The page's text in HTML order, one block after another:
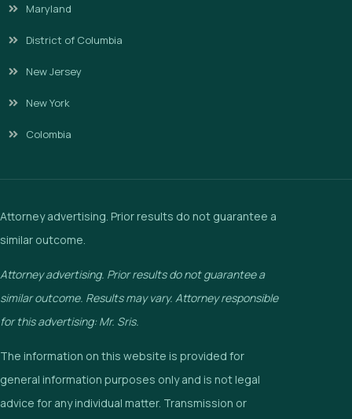
Maryland
District of Columbia
New Jersey
New York
Colombia
Attorney advertising. Prior results do not guarantee a
similar outcome.
Attorney advertising. Prior results do not guarantee a
similar outcome. Results may vary. Attorney responsible
for this advertising: Mr. Sris.
The information on this website is provided for
general information purposes only and is not legal
advice for any individual matter. Transmission or